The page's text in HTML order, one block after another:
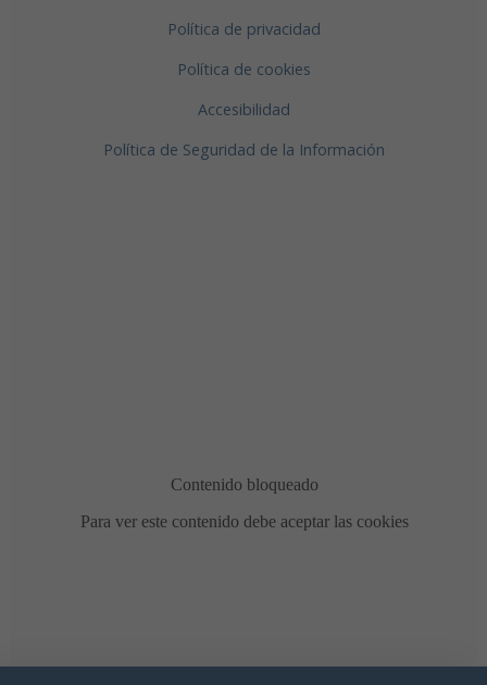
Política de privacidad
Política de cookies
Accesibilidad
Política de Seguridad de la Información